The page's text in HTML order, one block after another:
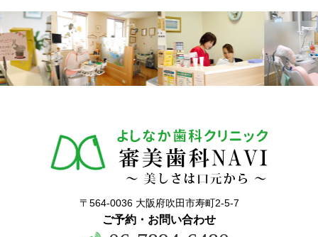
〒564-0036 大阪府吹田市寿町2-5-7
ご予約・お問い合わせ